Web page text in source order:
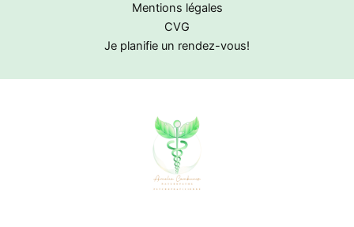
Mentions légales
CVG
Je planifie un rendez-vous!